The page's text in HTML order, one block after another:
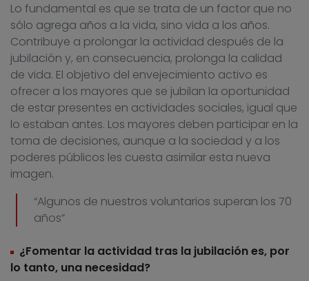
Lo fundamental es que se trata de un factor que no
sólo agrega años a la vida, sino vida a los años.
Contribuye a prolongar la actividad después de la
jubilación y, en consecuencia, prolonga la calidad
de vida. El objetivo del envejecimiento activo es
ofrecer a los mayores que se jubilan la oportunidad
de estar presentes en actividades sociales, igual que
lo estaban antes. Los mayores deben participar en la
toma de decisiones, aunque a la sociedad y a los
poderes públicos les cuesta asimilar esta nueva
imagen.
“Algunos de nuestros voluntarios superan los 70
años”
¿Fomentar la actividad tras la jubilación es, por
lo tanto, una necesidad?